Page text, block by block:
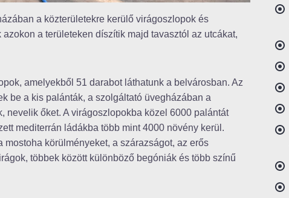
a közterületekre kerülő virágoszlopok és
a területeken díszítik majd tavasztól az utcákat,
amelyekből 51 darabot láthatunk a belvárosban. Az
be a kis palánták, a szolgáltató üvegházában a
nevelik őket. A virágoszlopokba közel 6000 palántát
mediterrán ládákba több mint 4000 növény kerül.
körülményeket, a szárazságot, az erős
többek között különböző begóniák és több színű